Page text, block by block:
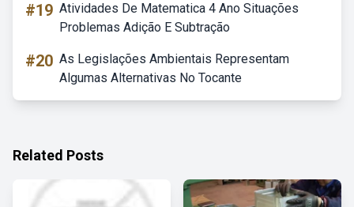
#19 Atividades De Matematica 4 Ano Situações
Problemas Adição E Subtração
#20 As Legislações Ambientais Representam
Algumas Alternativas No Tocante
Related Posts